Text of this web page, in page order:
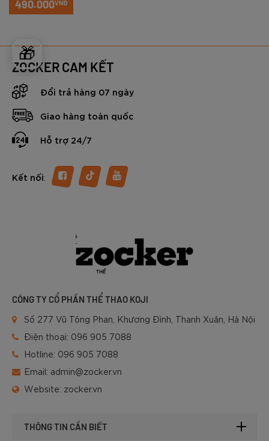
🎁
490.000VNĐ
ZOCKER CAM KẾT
Đổi trả hàng 07 ngày
Giao hàng toàn quốc
Hỗ trợ 24/7
Kết nối:
CÔNG TY CỔ PHẦN THỂ THAO KOJI
Số 277 Vũ Tông Phan, Khương Đình, Thanh Xuân, Hà Nội
Điện thoại: 096 905 7088
Hotline: 096 905 7088
Email: admin@zocker.vn
Website: zocker.vn
THÔNG TIN CẦN BIẾT